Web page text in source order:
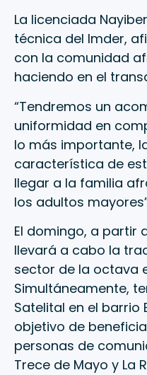
La licenciada
técnica del Imder,
con la comunidad
haciendo en el
“Tendremos un
uniformidad en
lo más importante,
característica de
llegar a la familia
los adultos
El domingo, a partir
llevará a cabo la
sector de la octava
Simultáneamente,
Satelital en el barrio
objetivo de
personas de
Trece de Mayo y La